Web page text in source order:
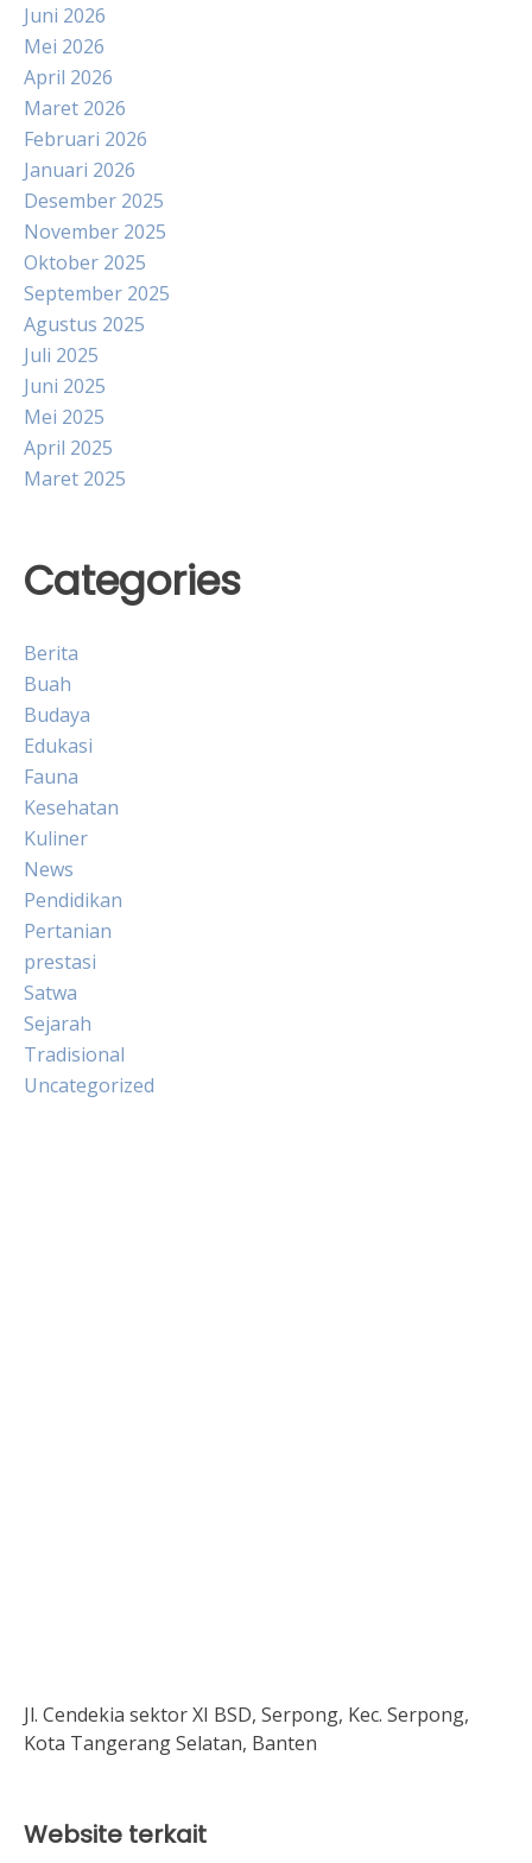
Juni 2026
Mei 2026
April 2026
Maret 2026
Februari 2026
Januari 2026
Desember 2025
November 2025
Oktober 2025
September 2025
Agustus 2025
Juli 2025
Juni 2025
Mei 2025
April 2025
Maret 2025
Categories
Berita
Buah
Budaya
Edukasi
Fauna
Kesehatan
Kuliner
News
Pendidikan
Pertanian
prestasi
Satwa
Sejarah
Tradisional
Uncategorized
Jl. Cendekia sektor XI BSD, Serpong, Kec. Serpong,
Kota Tangerang Selatan, Banten
Website terkait